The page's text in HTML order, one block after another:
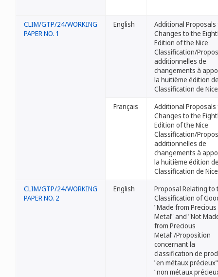
CLIM/GTP/24/WORKING
PAPER NO. 1
English
Additional
Changes to the
Edition of the Nice
Classification/
additionnelles de
changements à
la huitième édition
Classification de Nice
Français
Additional
Changes to the
Edition of the Nice
Classification/
additionnelles de
changements à
la huitième édition
Classification de Nice
CLIM/GTP/24/WORKING
PAPER NO. 2
English
Proposal Relating to
Classification of
"Made from Precious
Metal" and "Not
from Precious
Metal"/Proposition
concernant la
classification de
"en métaux
"non métaux